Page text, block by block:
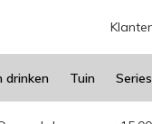
drinken Tuin Series